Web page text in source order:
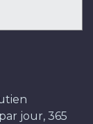
jour, 365